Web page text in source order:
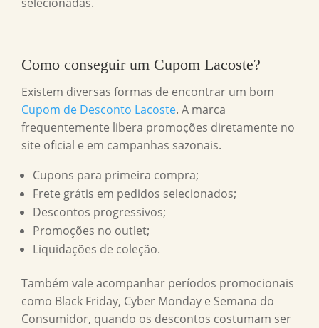
Como conseguir um Cupom Lacoste?
Existem diversas formas de encontrar um bom
Cupom de Desconto Lacoste. A marca
frequentemente libera promoções diretamente no
site oficial e em campanhas sazonais.
Cupons para primeira compra;
Frete grátis em pedidos selecionados;
Descontos progressivos;
Promoções no outlet;
Liquidações de coleção.
Também vale acompanhar períodos promocionais
como Black Friday, Cyber Monday e Semana do
Consumidor, quando os descontos costumam ser